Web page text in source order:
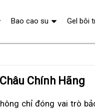
Chính Hãng
chỉ đóng vai trò
Bao cao su Gel bôi